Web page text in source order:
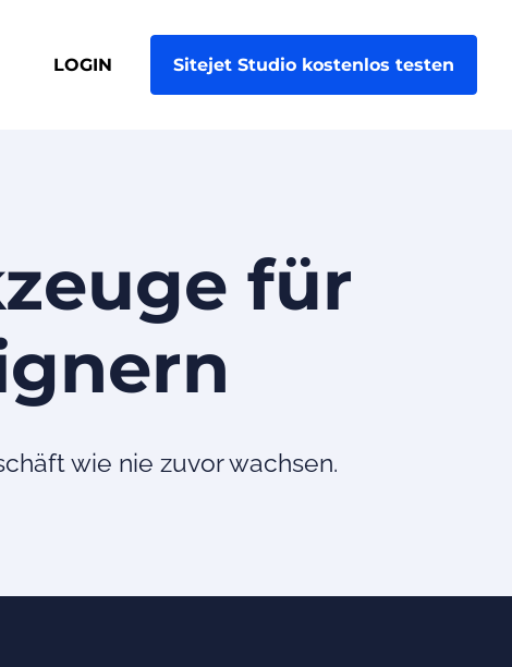
LOGIN Sitejet Studio kostenlos testen
für
wie nie zuvor wachsen.